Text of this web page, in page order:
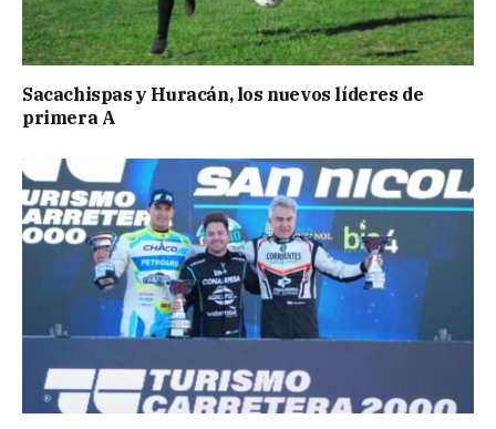
Sacachispas y Huracán, los nuevos líderes de
primera A